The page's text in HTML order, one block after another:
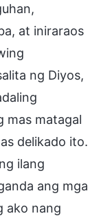
at iniraraos
ng Diyos,
mas matagal
delikado ito.
ilang
ang mga
ako nang